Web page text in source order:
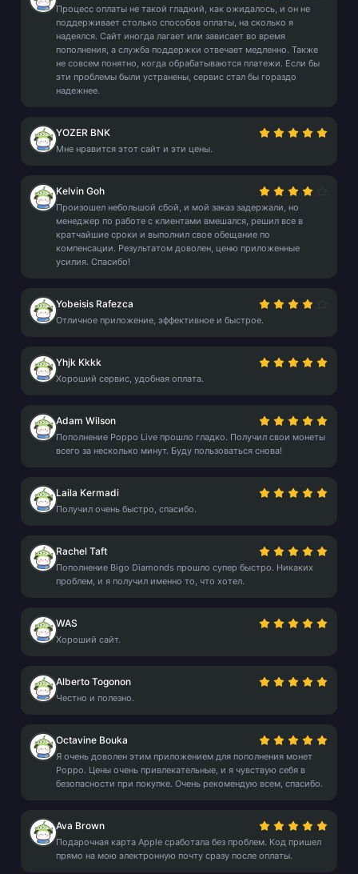
Процесс оплаты не такой гладкий, как ожидалось, и он не
поддерживает столько способов оплаты, на сколько я
надеялся. Сайт иногда лагает или зависает во время
пополнения, а служба поддержки отвечает медленно. Также
не совсем понятно, когда обрабатываются платежи. Если бы
эти проблемы были устранены, сервис стал бы гораздо
надежнее.
YOZER BNK
Мне нравится этот сайт и эти цены.
Kelvin Goh
Произошел небольшой сбой, и мой заказ задержали, но
менеджер по работе с клиентами вмешался, решил все в
кратчайшие сроки и выполнил свое обещание по
компенсации. Результатом доволен, ценю приложенные
усилия. Спасибо!
Yobeisis Rafezca
Отличное приложение, эффективное и быстрое.
Yhjk Kkkk
Хороший сервис, удобная оплата.
Adam Wilson
Пополнение Poppo Live прошло гладко. Получил свои монеты
всего за несколько минут. Буду пользоваться снова!
Laila Kermadi
Получил очень быстро, спасибо.
Rachel Taft
Пополнение Bigo Diamonds прошло супер быстро. Никаких
проблем, и я получил именно то, что хотел.
WAS
Хороший сайт.
Alberto Togonon
Честно и полезно.
Octavine Bouka
Я очень доволен этим приложением для пополнения монет
Poppo. Цены очень привлекательные, и я чувствую себя в
безопасности при покупке. Очень рекомендую всем, спасибо.
Ava Brown
Подарочная карта Apple сработала без проблем. Код пришел
прямо на мою электронную почту сразу после оплаты.